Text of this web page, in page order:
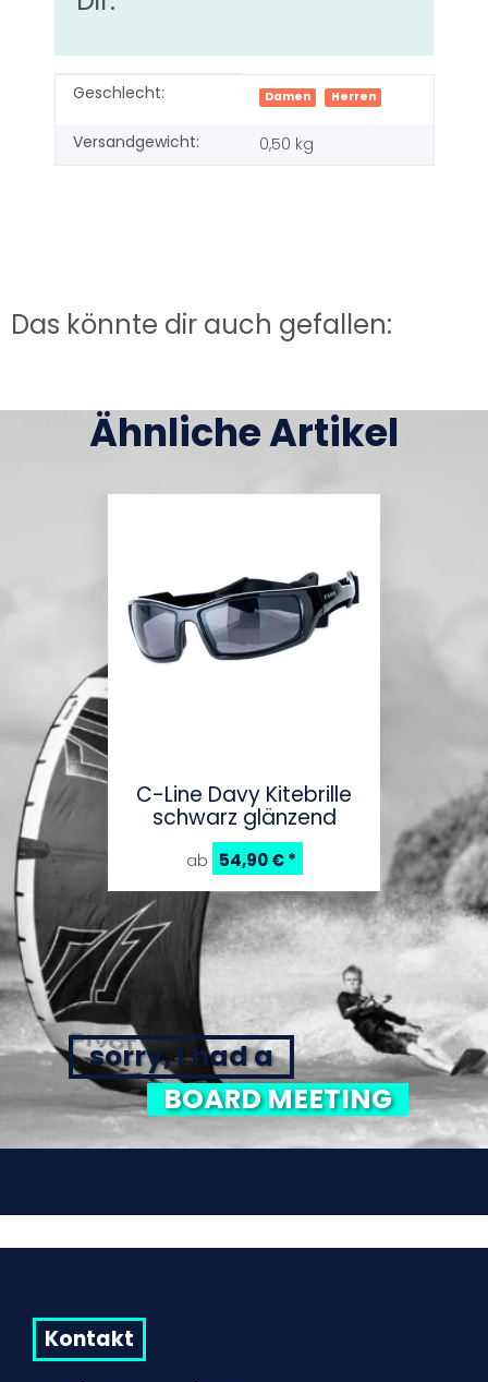
Produkteigenschaft
Wert
Geschlecht: Damen Herren
Versandgewicht: 0,50 kg
Das könnte dir auch gefallen:
Ähnliche Artikel
C-Line Davy Kitebrille
schwarz glänzend
ab 54,90 €*
sorry, I had a
BOARD MEETING
Kontakt